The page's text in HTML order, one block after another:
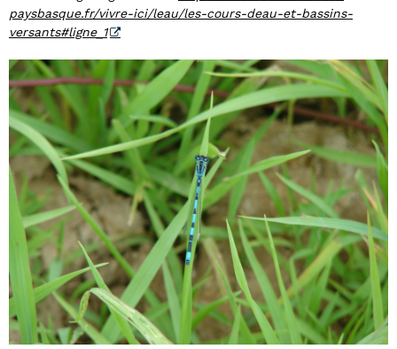
paysbasque.fr/vivre-ici/leau/les-cours-deau-et-bassins-
versants#ligne_1